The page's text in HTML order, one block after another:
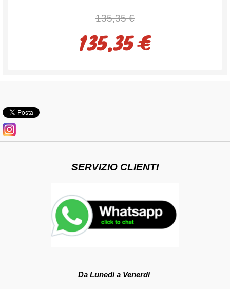
135,35 €
135,35 €
SERVIZIO CLIENTI
Da Lunedì a Venerdì